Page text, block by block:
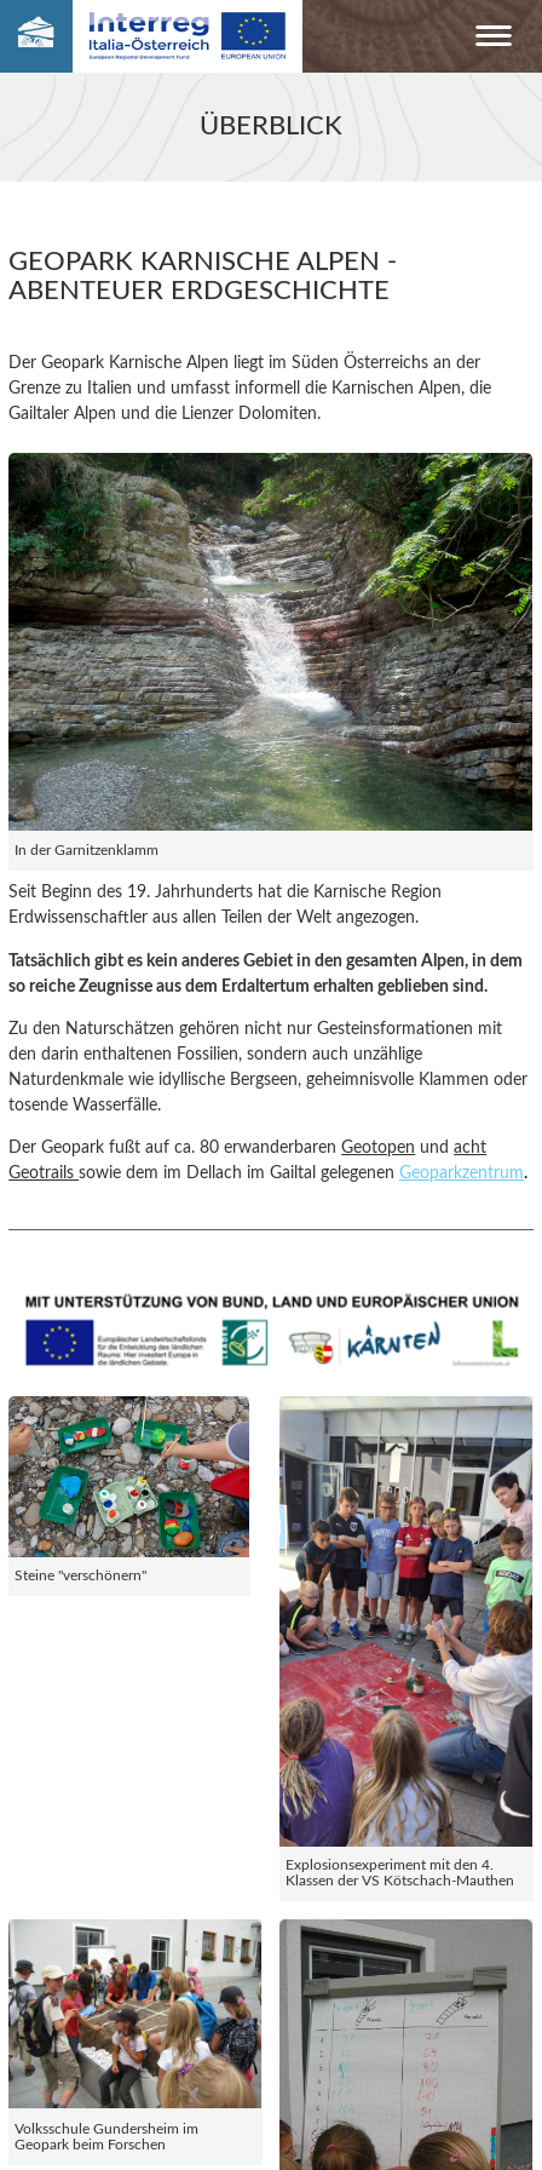
ÜBERBLICK
GEOPARK KARNISCHE ALPEN -
ABENTEUER ERDGESCHICHTE
Der Geopark Karnische Alpen liegt im Süden Österreichs an der
Grenze zu Italien und umfasst informell die Karnischen Alpen, die
Gailtaler Alpen und die Lienzer Dolomiten.
In der Garnitzenklamm
Seit Beginn des 19. Jahrhunderts hat die Karnische Region
Erdwissenschaftler aus allen Teilen der Welt angezogen.
Tatsächlich gibt es kein anderes Gebiet in den gesamten Alpen, in dem
so reiche Zeugnisse aus dem Erdaltertum erhalten geblieben sind.
Zu den Naturschätzen gehören nicht nur Gesteinsformationen mit
den darin enthaltenen Fossilien, sondern auch unzählige
Naturdenkmale wie idyllische Bergseen, geheimnisvolle Klammen oder
tosende Wasserfälle.
Der Geopark fußt auf ca. 80 erwanderbarenGeotopen undacht
Geotrailssowie dem im Dellach im Gailtal gelegenenGeoparkzentrum.
Steine "verschönern"
Explosionsexperiment mit den 4.
Klassen der VS Kötschach-Mauthen
Volksschule Gundersheim im
Geopark beim Forschen